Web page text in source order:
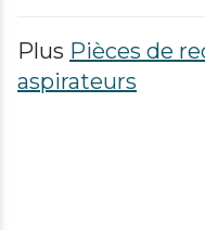
Plus Pièces de
aspirateurs